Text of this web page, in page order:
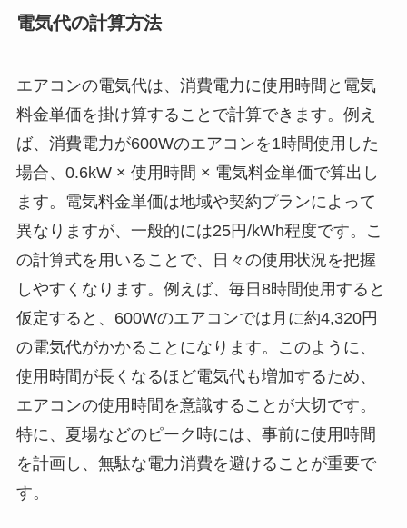
電気代の計算方法
エアコンの電気代は、消費電力に使用時間と電気
料金単価を掛け算することで計算できます。例え
ば、消費電力が600Wのエアコンを1時間使用した
場合、0.6kW × 使用時間 × 電気料金単価で算出し
ます。電気料金単価は地域や契約プランによって
異なりますが、一般的には25円/kWh程度です。こ
の計算式を用いることで、日々の使用状況を把握
しやすくなります。例えば、毎日8時間使用すると
仮定すると、600Wのエアコンでは月に約4,320円
の電気代がかかることになります。このように、
使用時間が長くなるほど電気代も増加するため、
エアコンの使用時間を意識することが大切です。
特に、夏場などのピーク時には、事前に使用時間
を計画し、無駄な電力消費を避けることが重要で
す。